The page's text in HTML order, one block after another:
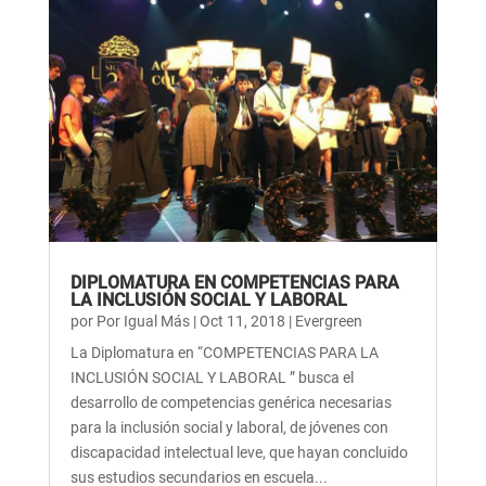
DIPLOMATURA EN COMPETENCIAS PARA
LA INCLUSIÓN SOCIAL Y LABORAL
por Por Igual Más|Oct 11, 2018 | Evergreen
La Diplomatura en “COMPETENCIAS PARA LA
INCLUSIÓN SOCIAL Y LABORAL ” busca el
desarrollo de competencias genérica necesarias
para la inclusión social y laboral, de jóvenes con
discapacidad intelectual leve, que hayan concluido
sus estudios secundarios en escuela...